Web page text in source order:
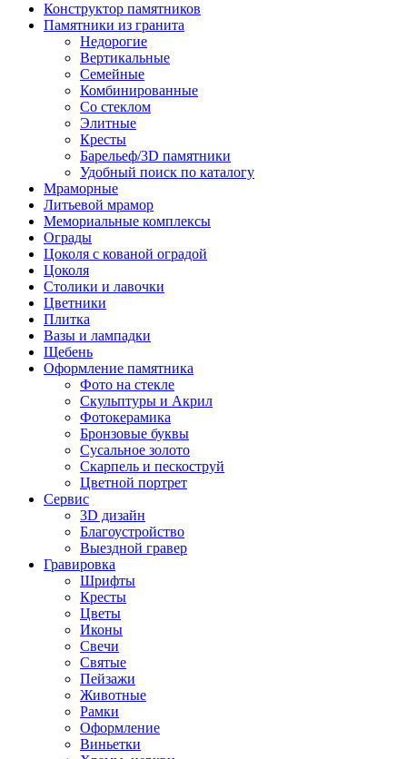
Конструктор памятников
Памятники из гранита
Недорогие
Вертикальные
Семейные
Комбинированные
Со стеклом
Элитные
Кресты
Барельеф/3D памятники
Удобный поиск по каталогу
Мраморные
Литьевой мрамор
Мемориальные комплексы
Ограды
Цоколя с кованой оградой
Цоколя
Столики и лавочки
Цветники
Плитка
Вазы и лампадки
Щебень
Оформление памятника
Фото на стекле
Скульптуры и Акрил
Фотокерамика
Бронзовые буквы
Сусальное золото
Скарпель и пескоструй
Цветной портрет
Сервис
3D дизайн
Благоустройство
Выездной гравер
Гравировка
Шрифты
Кресты
Цветы
Иконы
Свечи
Святые
Пейзажи
Животные
Рамки
Оформление
Виньетки